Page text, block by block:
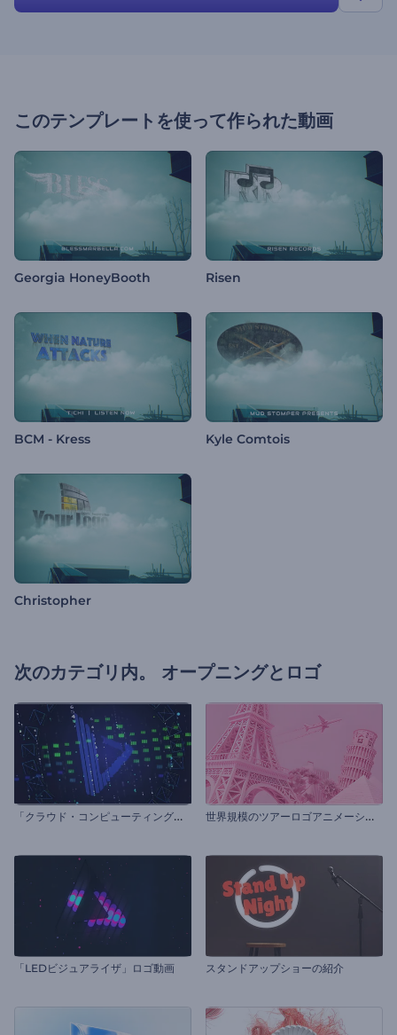
このテンプレートを使って作られた動画
Georgia HoneyBooth Risen
BCM - Kress Kyle Comtois
Christopher
次のカテゴリ内。 オープニングとロゴ
「
クラウド・コンピューティングとホスティング」イントロ動画 世
界規模のツアーロゴアニメーション
「LEDビジュアライザ」ロゴ動画 スタンドアップショーの紹介